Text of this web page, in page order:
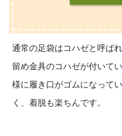
通常の足袋はコハゼと呼ば
留め金具のコハゼが付いて
様に履き口がゴムになって
く、着脱も楽ちんです。